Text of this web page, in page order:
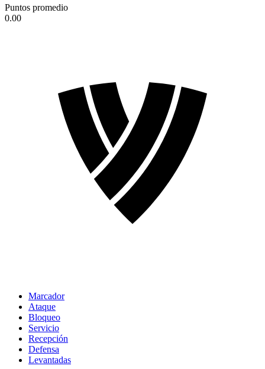
Puntos promedio
0.00
Marcador
Ataque
Bloqueo
Servicio
Recepción
Defensa
Levantadas